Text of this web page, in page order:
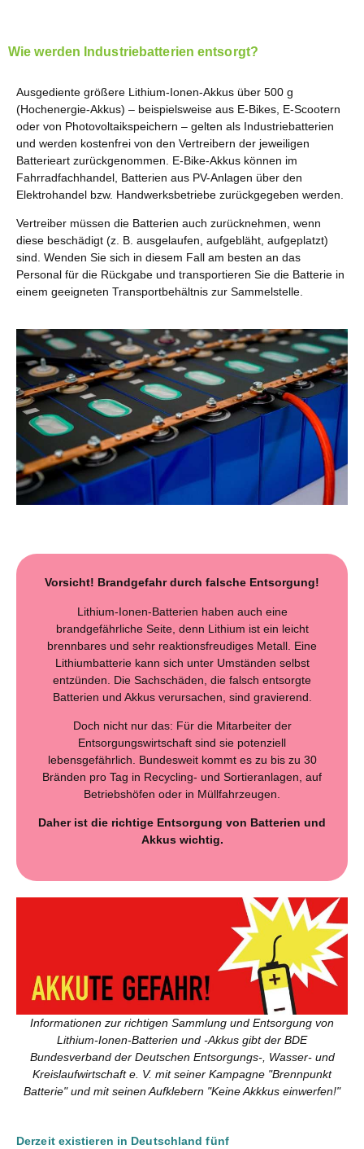
Wie werden Industriebatterien entsorgt?
Ausgediente größere Lithium-Ionen-Akkus über 500 g
(Hochenergie-Akkus) – beispielsweise aus E-Bikes, E-Scootern
oder von Photovoltaikspeichern – gelten als Industriebatterien
und werden kostenfrei von den Vertreibern der jeweiligen
Batterieart zurückgenommen. E-Bike-Akkus können im
Fahrradfachhandel, Batterien aus PV-Anlagen über den
Elektrohandel bzw. Handwerksbetriebe zurückgegeben werden.
Vertreiber müssen die Batterien auch zurücknehmen, wenn
diese beschädigt (z. B. ausgelaufen, aufgebläht, aufgeplatzt)
sind. Wenden Sie sich in diesem Fall am besten an das
Personal für die Rückgabe und transportieren Sie die Batterie in
einem geeigneten Transportbehältnis zur Sammelstelle.
Vorsicht! Brandgefahr durch falsche Entsorgung!
Lithium-Ionen-Batterien haben auch eine
brandgefährliche Seite, denn Lithium ist ein leicht
brennbares und sehr reaktionsfreudiges Metall. Eine
Lithiumbatterie kann sich unter Umständen selbst
entzünden. Die Sachschäden, die falsch entsorgte
Batterien und Akkus verursachen, sind gravierend.
Doch nicht nur das: Für die Mitarbeiter der
Entsorgungswirtschaft sind sie potenziell
lebensgefährlich. Bundesweit kommt es zu bis zu 30
Bränden pro Tag in Recycling- und Sortieranlagen, auf
Betriebshöfen oder in Müllfahrzeugen.
Daher ist die richtige Entsorgung von Batterien und
Akkus wichtig.
Informationen zur richtigen Sammlung und Entsorgung von
Lithium-Ionen-Batterien und -Akkus gibt der BDE
Bundesverband der Deutschen Entsorgungs-, Wasser- und
Kreislaufwirtschaft e. V. mit seiner Kampagne "Brennpunkt
Batterie" und mit seinen Aufklebern "Keine Akkkus einwerfen!"
Derzeit existieren in Deutschland fünf